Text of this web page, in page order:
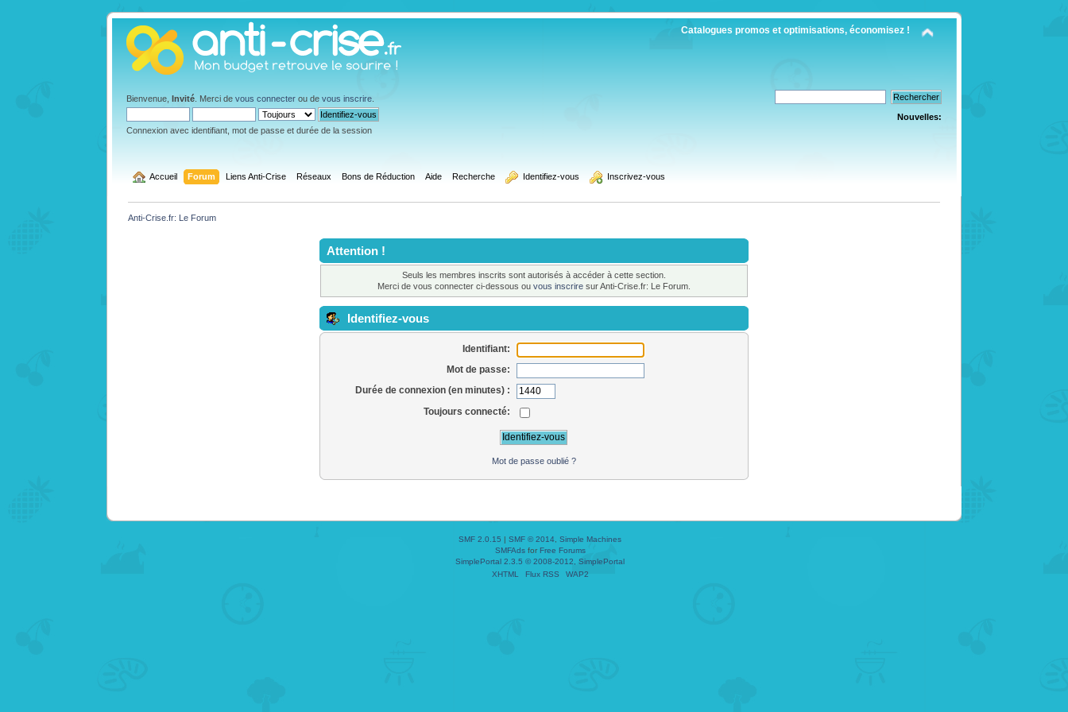
Catalogues promos et optimisations, économisez !
Bienvenue,Invité . Merci devous connecter ou devous inscrire
Connexion avec identifiant, mot de passe et durée de la session
Nouvelles:
Accueil Forum Liens Anti-Crise Réseaux Bons de Réduction Aide Recherche Identifiez-vous Inscrivez-vous
Anti-Crise.fr: Le Forum
Attention !
Seuls les membres inscrits sont autorisés à accéder à cette section.
Merci de vous connecter ci-dessous ou vous inscriresur Anti-Crise.fr: Le Forum.
Identifiez-vous
Identifiant:
Mot de passe:
Durée de connexion (en minutes) :
Toujours connecté:
Mot de passe oublié ?
SMF 2.0.15 | SMF © 2014
Simple Machines
SMFAdsfor Free Forums
SimplePortal 2.3.5 © 2008-2012, SimplePortal
XHTML
Flux RSS WAP2